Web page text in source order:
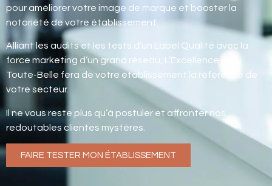
pour améliorer votre image de marque et booster la
notoriété de votre établissement.
Alliant les audits et les tests d’un Label Qualité avec la
force marketing d’un grand réseau, L’Excellence par
Toute-Belle fera de votre établissement la référence de
votre secteur.
Il ne vous reste plus qu’à postuler et affronter nos
redoutables clientes mystères.
FAIRE TESTER MON ÉTABLISSEMENT